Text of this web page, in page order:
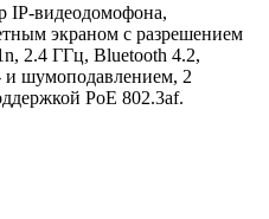
IP-видеодомофона,
экраном с разрешением
2.4 ГГц, Bluetooth 4.2,
и шумоподавлением, 2
PoE 802.3af.